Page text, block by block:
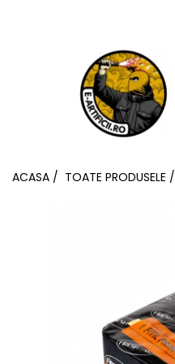
ARTICOLE DE DIVERTISMENT
FUMIGENE COLORATE
GENDER REVEAL
Artificii gender reveal
Baloane gender reveal
ARTICOLE DE PETRECERE
Artificii Tort Engros
ACASA / TOATE PRODUSELE /